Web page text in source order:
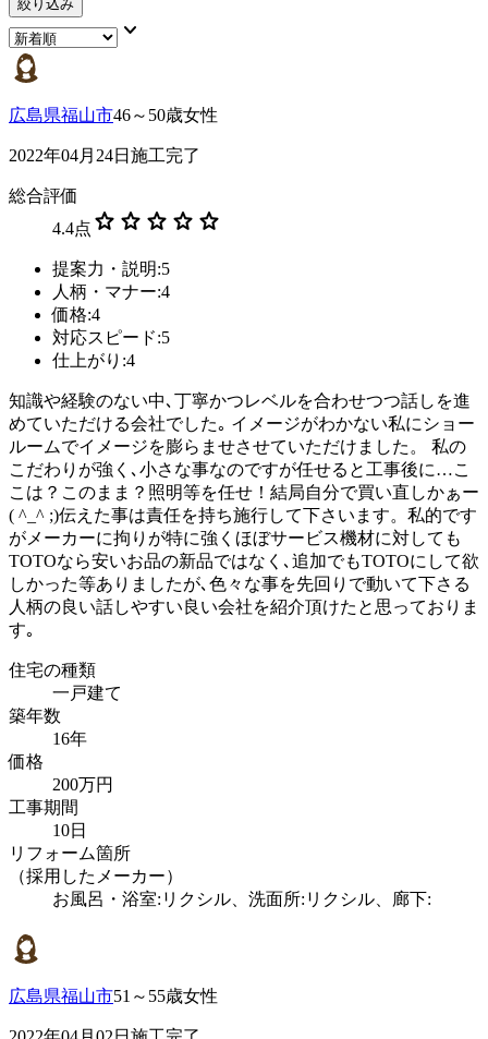
絞り込み
keyboard_arrow_down
広島県福山市46～50歳女性
2022年04月24日施工完了
総合評価
4.4点 star star star star star
提案力・説明:5
人柄・マナー:4
価格:4
対応スピード:5
仕上がり:4
知識や経験のない中､丁寧かつレベルを合わせつつ話しを進
めていただける会社でした｡ イメージがわかない私にショー
ルームでイメージを膨らませさせていただけました。 私の
こだわりが強く､小さな事なのですが任せると工事後に…こ
こは？このまま？照明等を任せ！結局自分で買い直しかぁー
( ^_^ ;)伝えた事は責任を持ち施行して下さいます。私的です
がメーカーに拘りが特に強くほぼサービス機材に対しても
TOTOなら安いお品の新品ではなく､追加でもTOTOにして欲
しかった等ありましたが､色々な事を先回りで動いて下さる
人柄の良い話しやすい良い会社を紹介頂けたと思っておりま
す｡
住宅の種類
一戸建て
築年数
16年
価格
200万円
工事期間
10日
リフォーム箇所
（採用したメーカー）
お風呂・浴室:リクシル、洗面所:リクシル、廊下:
広島県福山市51～55歳女性